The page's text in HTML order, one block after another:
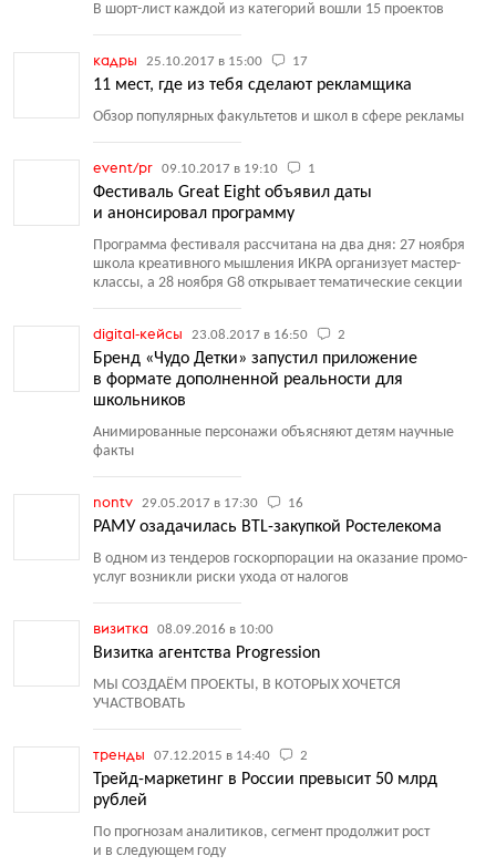
В шорт-лист каждой из категорий вошли 15 проектов
кадры 25.10.2017 в 15:00 17
11 мест, где из тебя сделают рекламщика
Обзор популярных факультетов и школ в сфере рекламы
event/pr 09.10.2017 в 19:10 1
Фестиваль Great Eight объявил даты
и анонсировал программу
Программа фестиваля рассчитана на два дня: 27 ноября
школа креативного мышления ИКРА организует мастер-
классы, а 28 ноября G8 открывает тематические секции
digital-кейсы 23.08.2017 в 16:50 2
Бренд «Чудо Детки» запустил приложение
в формате дополненной реальности для
школьников
Анимированные персонажи объясняют детям научные
факты
nontv 29.05.2017 в 17:30 16
РАМУ озадачилась BTL-закупкой Ростелекома
В одном из тендеров госкорпорации на оказание промо-
услуг возникли риски ухода от налогов
визитка 08.09.2016 в 10:00
Визитка агентства Progression
МЫ СОЗДАЁМ ПРОЕКТЫ, В КОТОРЫХ ХОЧЕТСЯ
УЧАСТВОВАТЬ
тренды 07.12.2015 в 14:40 2
Трейд-маркетинг в России превысит 50 млрд
рублей
По прогнозам аналитиков, сегмент продолжит рост
и в следующем году